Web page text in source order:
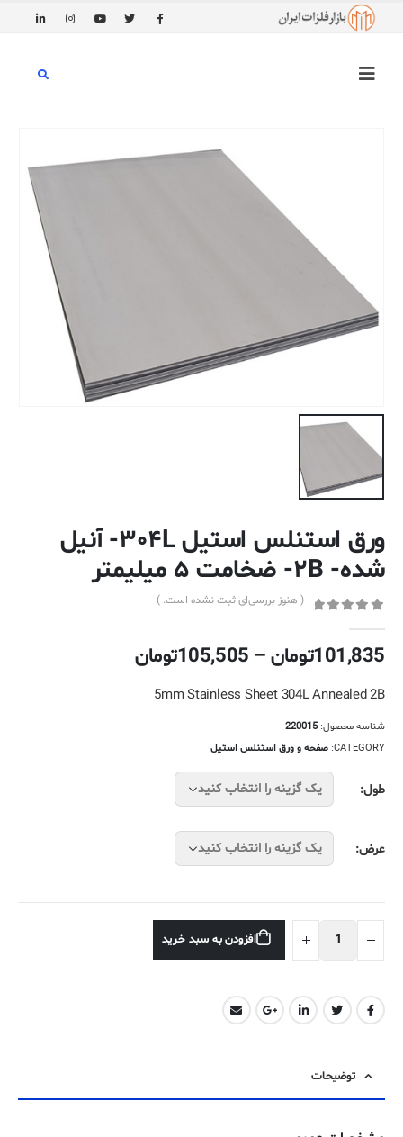
ورق استنلس استیل ۳۰۴L- آنیل
شده- ۲B- ضخامت ۵ میلیمتر
( هنوز بررسی‌ای ثبت نشده است. )
101,835تومان –
105,505تومانمحدوده
5mm Stainless Sheet 304L Annealed 2B
شناسه محصول:220015
CATEGORY: صفحه و ورق استنلس استیل
طول
عرض
افزودن به سبد خرید
توضیحات